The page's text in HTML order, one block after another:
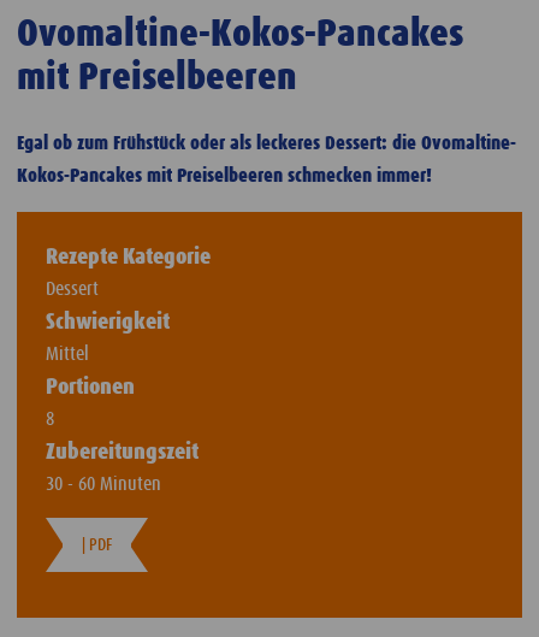
Ovomaltine-Kokos-Pancakes
mit Preiselbeeren
Egal ob zum Frühstück oder als leckeres Dessert: die Ovomaltine-
Kokos-Pancakes mit Preiselbeeren schmecken immer!
Rezepte Kategorie
Dessert
Schwierigkeit
Mittel
Portionen
8
Zubereitungszeit
30 - 60 Minuten
| PDF